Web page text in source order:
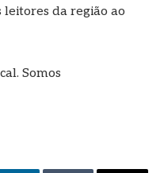
da região ao
Somos